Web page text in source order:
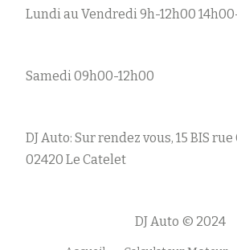
Lundi au Vendredi 9h-12h00
Samedi 09h00-12h00
DJ Auto: Sur rendez vous, 15 BIS
02420 Le Catelet
DJ Auto © 2024